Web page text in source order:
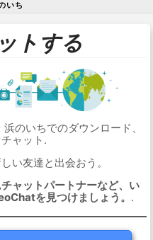
いち
トする
浜のいちでのダウンロード、
ャット.
い友達と出会おう。
ャットパートナーなど、い
を見つけましょう。 .